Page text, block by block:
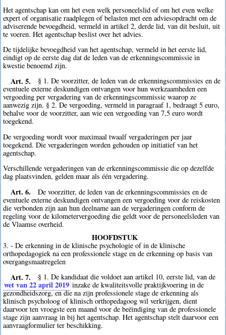
Het agentschap kan om het even welk personeelslid of om het even welke
expert of organisatie raadplegen of belasten met een adviesopdracht om de
adviserende bevoegdheid, vermeld in artikel 2, derde lid, van dit besluit, uit
te voeren. Het agentschap beslist over het advies.
De tijdelijke bevoegdheid van het agentschap, vermeld in het eerste lid,
eindigt op de eerste dag dat de leden van de erkenningscommissie in
kwestie benoemd zijn.
Art. 5.
§ 1. De voorzitter, de leden van de erkenningscommissies en de
eventuele externe deskundigen ontvangen voor hun werkzaamheden een
vergoeding per vergadering van de erkenningscommissie waarop ze
aanwezig zijn. § 2. De vergoeding, vermeld in paragraaf 1, bedraagt 5 euro,
behalve voor de voorzitter, aan wie een vergoeding van 7,5 euro wordt
toegekend.
De vergoeding wordt voor maximaal twaalf vergaderingen per jaar
toegekend. Die vergaderingen worden gehouden op initiatief van het
agentschap.
Verschillende vergaderingen van de erkenningscommissie die op dezelfde
dag plaatsvinden, gelden maar als één vergadering.
Art. 6.
De voorzitter, de leden van de erkenningscommissies en de
eventuele externe deskundigen ontvangen een vergoeding voor de reiskosten
die verbonden zijn aan hun deelname aan de vergaderingen conform de
regeling voor de kilometervergoeding die geldt voor de personeelsleden van
de Vlaamse overheid.
HOOFDSTUK
3. - De erkenning in de klinische psychologie of in de klinische
orthopedagogiek na een professionele stage en de erkenning op basis van
overgangsmaatregelen
Art. 7. § 1. De kandidaat die voldoet aan artikel 10, eerste lid, van de
wet van 22 april 2019 inzake de kwaliteitsvolle praktijkvoering in de
gezondheidszorg, en die na zijn professionele stage de erkenning als
klinisch psycholoog of klinisch orthopedagoog wil verkrijgen, dient
daarvoor ten vroegste een maand voor de beëindiging van de professionele
stage zijn aanvraag in bij het agentschap. Het agentschap stelt daarvoor een
aanvraagformulier ter beschikking.